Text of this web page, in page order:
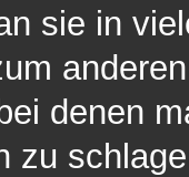
sie in
denen
zu